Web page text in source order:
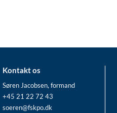
Kontakt os
Søren Jacobsen, formand
+45 21 22 72 43
soeren@fskpo.dk